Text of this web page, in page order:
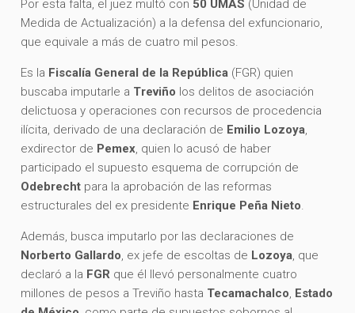
Por esta falta, el juez multó con 50 UMAS (Unidad de
Medida de Actualización) a la defensa del exfuncionario,
que equivale a más de cuatro mil pesos.
Es la Fiscalía General de la República (FGR) quien
buscaba imputarle a Treviño los delitos de asociación
delictuosa y operaciones con recursos de procedencia
ilícita, derivado de una declaración de Emilio Lozoya,
exdirector de Pemex, quien lo acusó de haber
participado el supuesto esquema de corrupción de
Odebrecht para la aprobación de las reformas
estructurales del ex presidente Enrique Peña Nieto.
Además, busca imputarlo por las declaraciones de
Norberto Gallardo, ex jefe de escoltas de Lozoya, que
declaró a la FGR que él llevó personalmente cuatro
millones de pesos a Treviño hasta Tecamachalco, Estado